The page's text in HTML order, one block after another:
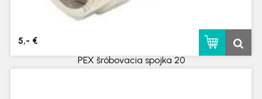
PEX šróbovacia spojka 20
5,- €